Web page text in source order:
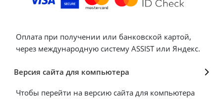
Оплата при получении или банковской картой,
через международную систему ASSIST или Яндекс.
Версия сайта для компьютера
Чтобы перейти на версию сайта для компьютера